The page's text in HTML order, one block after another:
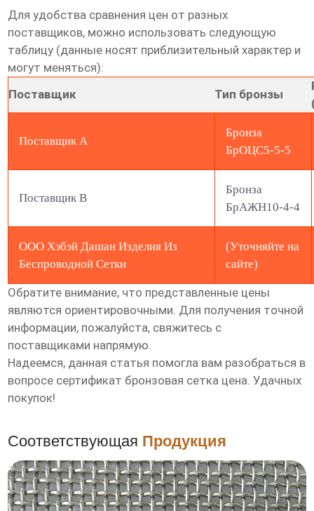
Для удобства сравнения цен от разных
поставщиков, можно использовать следующую
таблицу (данные носят приблизительный характер и
могут меняться):
Поставщик
Тип бронзы
Поставщик A
Бронза
БрОЦС5-5-5
Поставщик B
Бронза
БрАЖН10-4-4
ООО Хэбэй Дашан Изделия Из
Беспроводной Сетки
(Уточняйте на
сайте)
Обратите внимание, что представленные цены
являются ориентировочными. Для получения точной
информации, пожалуйста, свяжитесь с
поставщиками напрямую.
Надеемся, данная статья помогла вам разобраться в
вопросе сертификат бронзовая сетка цена. Удачных
покупок!
Соответствующая Продукция